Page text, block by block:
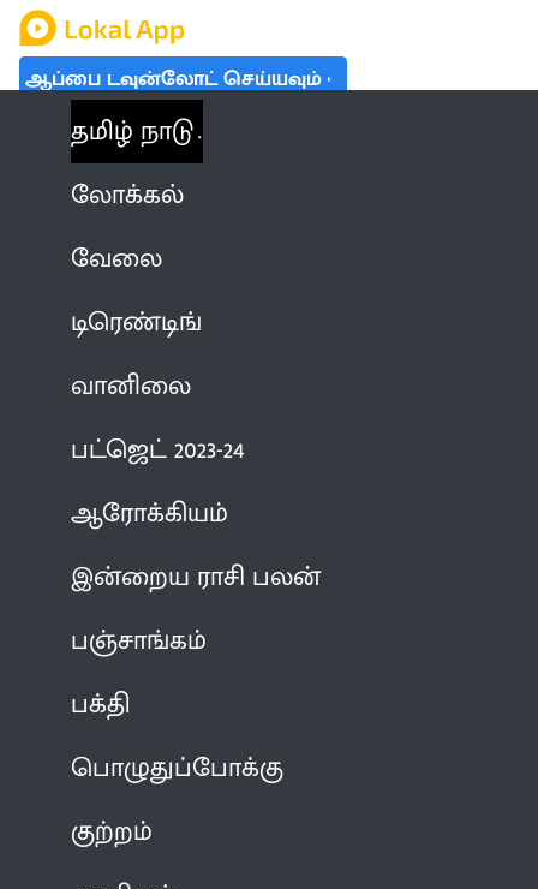
ஆப்பை டவுன்லோட் செய்யவும்
தமிழ் நாடு
லோக்கல்
வேலை
டிரெண்டிங்
வானிலை
பட்ஜெட் 2023-24
ஆரோக்கியம்
இன்றைய ராசி பலன்
பஞ்சாங்கம்
பக்தி
பொழுதுப்போக்கு
குற்றம்